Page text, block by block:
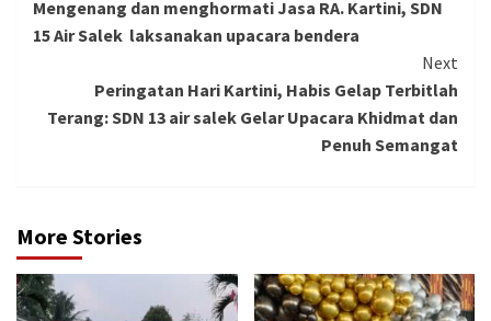
Reading
Mengenang dan menghormati Jasa RA. Kartini, SDN
15 Air Salek laksanakan upacara bendera
Next
Peringatan Hari Kartini, Habis Gelap Terbitlah
Terang: SDN 13 air salek Gelar Upacara Khidmat dan
Penuh Semangat
More Stories